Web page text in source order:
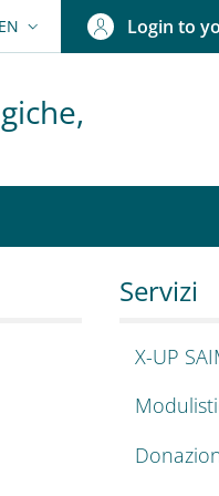
LANGUAGE SWITCHER:
EN Login to
Servizi
X-UP